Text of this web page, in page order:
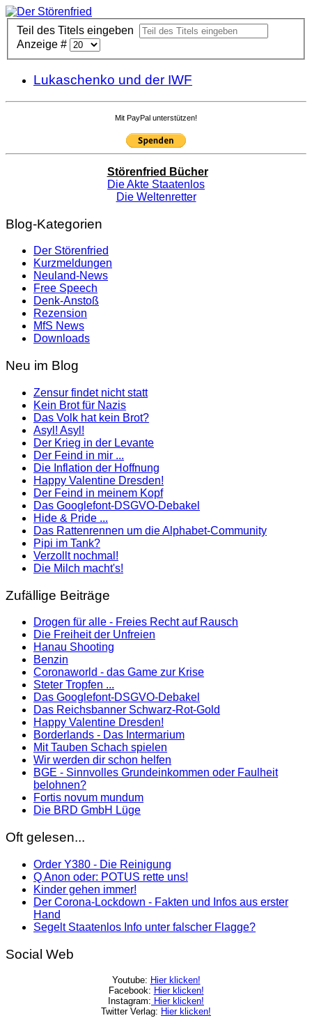
Teil des Titels eingeben
Anzeige #
Lukaschenko und der IWF
Mit PayPal unterstützen!
Störenfried Bücher
Die Akte Staatenlos
Die Weltenretter
Blog-Kategorien
Der Störenfried
Kurzmeldungen
Neuland-News
Free Speech
Denk-Anstoß
Rezension
MfS News
Downloads
Neu im Blog
Zensur findet nicht statt
Kein Brot für Nazis
Das Volk hat kein Brot?
Asyl! Asyl!
Der Krieg in der Levante
Der Feind in mir ...
Die Inflation der Hoffnung
Happy Valentine Dresden!
Der Feind in meinem Kopf
Das Googlefont-DSGVO-Debakel
Hide & Pride ...
Das Rattenrennen um die Alphabet-Community
Pipi im Tank?
Verzollt nochmal!
Die Milch macht's!
Zufällige Beiträge
Drogen für alle - Freies Recht auf Rausch
Die Freiheit der Unfreien
Hanau Shooting
Benzin
Coronaworld - das Game zur Krise
Steter Tropfen ...
Das Googlefont-DSGVO-Debakel
Das Reichsbanner Schwarz-Rot-Gold
Happy Valentine Dresden!
Borderlands - Das Intermarium
Mit Tauben Schach spielen
Wir werden dir schon helfen
BGE - Sinnvolles Grundeinkommen oder Faulheit
belohnen?
Fortis novum mundum
Die BRD GmbH Lüge
Oft gelesen...
Order Y380 - Die Reinigung
Q Anon oder: POTUS rette uns!
Kinder gehen immer!
Der Corona-Lockdown - Fakten und Infos aus erster
Hand
Segelt Staatenlos Info unter falscher Flagge?
Social Web
Youtube: Hier klicken!
Facebook: Hier klicken!
Instagram: Hier klicken!
Twitter Verlag: Hier klicken!